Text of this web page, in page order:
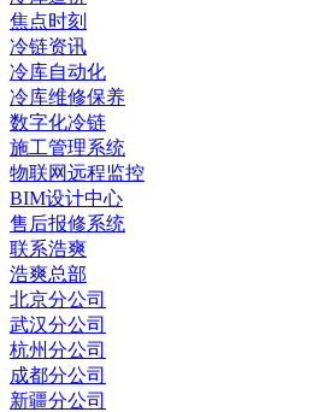
焦点时刻
冷链资讯
冷库自动化
冷库维修保养
数字化冷链
施工管理系统
物联网远程监控
BIM设计中心
售后报修系统
联系浩爽
浩爽总部
北京分公司
武汉分公司
杭州分公司
成都分公司
新疆分公司